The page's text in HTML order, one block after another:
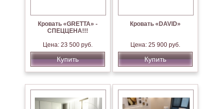
Кровать «GRETTA» -
СПЕЦЦЕНА!!!
Цена: 23 500 руб.
Купить
Кровать «DAVID»
Цена: 25 900 руб.
Купить